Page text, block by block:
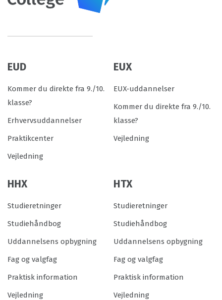
EUD
Kommer du direkte fra 9./10.
klasse?
Erhvervsuddannelser
Praktikcenter
Vejledning
EUX
EUX-uddannelser
Kommer du direkte fra 9./10.
klasse?
Vejledning
HHX
Studieretninger
Studiehåndbog
Uddannelsens opbygning
Fag og valgfag
Praktisk information
Vejledning
HTX
Studieretninger
Studiehåndbog
Uddannelsens opbygning
Fag og valgfag
Praktisk information
Vejledning